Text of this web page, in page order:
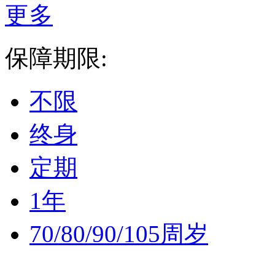
更多
保障期限:
不限
终身
定期
1年
70/80/90/105周岁